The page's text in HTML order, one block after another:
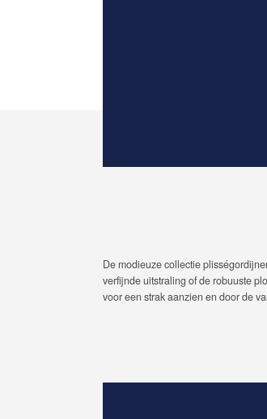
De modieuze collectie
verfijnde uitstraling of de robuuste
voor een strak aanzien en door de